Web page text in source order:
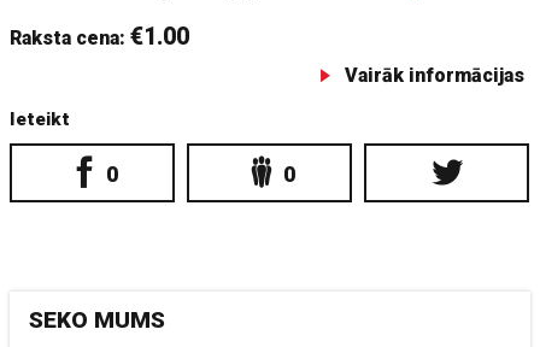
Raksta cena:€1.00
Vairāk informācijas
Ieteikt
0 0
SEKO MUMS